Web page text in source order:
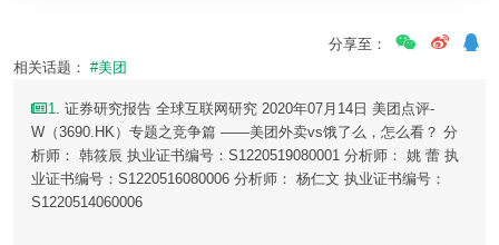
分享至：
相关话题： #美团
1. 证券研究报告 全球互联网研究 2020年07月14日 美团点评-
W（3690.HK）专题之竞争篇 ——美团外卖vs饿了么，怎么看？ 分
析师： 韩筱辰 执业证书编号：S1220519080001 分析师： 姚 蕾 执
业证书编号：S1220516080006 分析师： 杨仁文 执业证书编号：
S1220514060006